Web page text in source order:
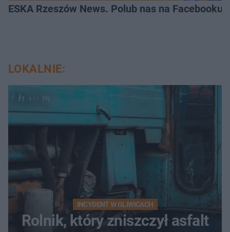
ESKA Rzeszów News. Polub nas na Facebooku!
LOKALNIE:
INCYDENT W GLIWICACH
Rolnik, który zniszczył asfalt